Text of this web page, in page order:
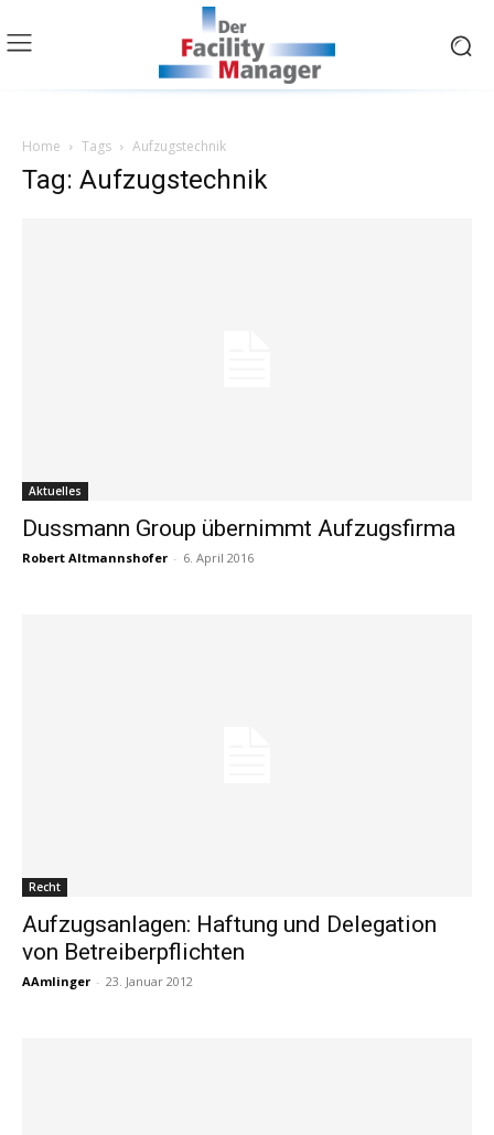
Home Tags Aufzugstechnik
Tag: Aufzugstechnik
Aktuelles
Dussmann Group übernimmt Aufzugsfirma
Robert Altmannshofer - 6. April 2016
Recht
Aufzugsanlagen: Haftung und Delegation
von Betreiberpflichten
AAmlinger - 23. Januar 2012